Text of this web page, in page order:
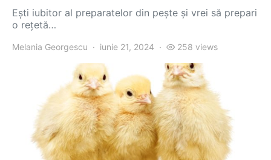
Ești iubitor al preparatelor din pește și vrei să prepari
o rețetă…
Melania Georgescu iunie 21, 2024 258 views